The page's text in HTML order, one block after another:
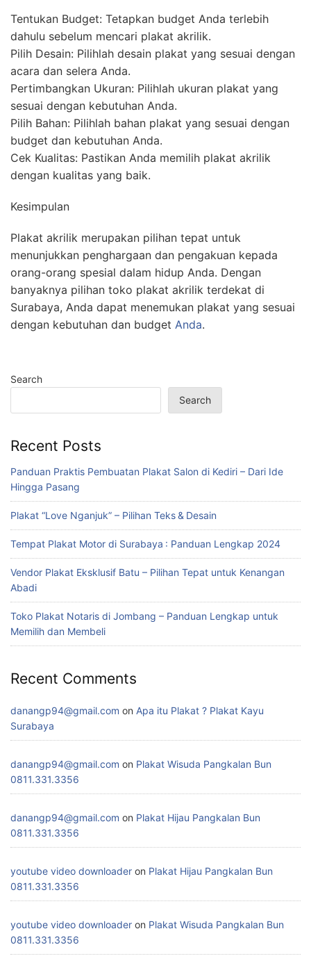
Tentukan Budget: Tetapkan budget Anda terlebih
dahulu sebelum mencari plakat akrilik.
Pilih Desain: Pilihlah desain plakat yang sesuai dengan
acara dan selera Anda.
Pertimbangkan Ukuran: Pilihlah ukuran plakat yang
sesuai dengan kebutuhan Anda.
Pilih Bahan: Pilihlah bahan plakat yang sesuai dengan
budget dan kebutuhan Anda.
Cek Kualitas: Pastikan Anda memilih plakat akrilik
dengan kualitas yang baik.
Kesimpulan
Plakat akrilik merupakan pilihan tepat untuk
menunjukkan penghargaan dan pengakuan kepada
orang-orang spesial dalam hidup Anda. Dengan
banyaknya pilihan toko plakat akrilik terdekat di
Surabaya, Anda dapat menemukan plakat yang sesuai
dengan kebutuhan dan budget Anda.
Search
Search
Recent Posts
Panduan Praktis Pembuatan Plakat Salon di Kediri – Dari Ide
Hingga Pasang
Plakat “Love Nganjuk” – Pilihan Teks & Desain
Tempat Plakat Motor di Surabaya : Panduan Lengkap 2024
Vendor Plakat Eksklusif Batu – Pilihan Tepat untuk Kenangan
Abadi
Toko Plakat Notaris di Jombang – Panduan Lengkap untuk
Memilih dan Membeli
Recent Comments
danangp94@gmail.com on Apa itu Plakat ? Plakat Kayu
Surabaya
danangp94@gmail.com on Plakat Wisuda Pangkalan Bun
0811.331.3356
danangp94@gmail.com on Plakat Hijau Pangkalan Bun
0811.331.3356
youtube video downloader on Plakat Hijau Pangkalan Bun
0811.331.3356
youtube video downloader on Plakat Wisuda Pangkalan Bun
0811.331.3356